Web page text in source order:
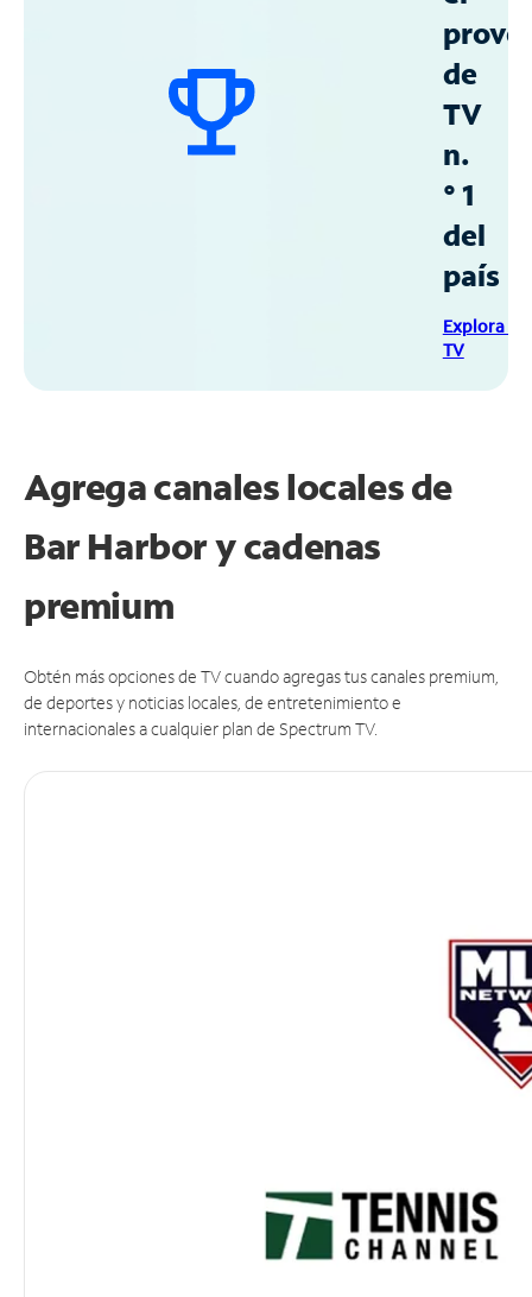
de
TV
n.
° 1
del
país
Explora
TV
Agrega canales locales de
Bar Harbor y cadenas
premium
Obtén más opciones de TV cuando agregas tus canales premium,
de deportes y noticias locales, de entretenimiento e
internacionales a cualquier plan de Spectrum TV.